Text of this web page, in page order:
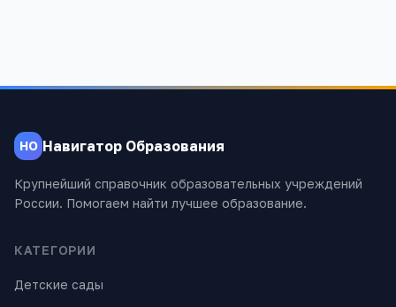
НО Навигатор Образования
Крупнейший справочник образовательных учреждений
России. Помогаем найти лучшее образование.
КАТЕГОРИИ
Детские сады